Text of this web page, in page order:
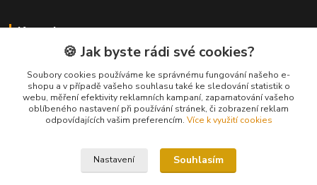
Kontakty
info@czluk.cz
🍪 Jak byste rádi své cookies?
Soubory cookies používáme ke správnému fungování našeho e-
shopu a v případě vašeho souhlasu také ke sledování statistik o
webu, měření efektivity reklamních kampaní, zapamatování vašeho
oblíbeného nastavení při používání stránek, či zobrazení reklam
odpovídajících vašim preferencím. Více k využití cookies
Nastavení Souhlasím